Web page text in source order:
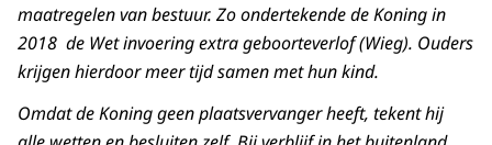
maatregelen van bestuur. Zo ondertekende de Koning in
2018 de Wet invoering extra geboorteverlof (Wieg). Ouders
krijgen hierdoor meer tijd samen met hun kind.
Omdat de Koning geen plaatsvervanger heeft, tekent hij